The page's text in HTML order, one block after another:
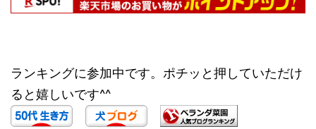
ランキングに参加中です。ポチッと押していただけ
ると嬉しいです^^